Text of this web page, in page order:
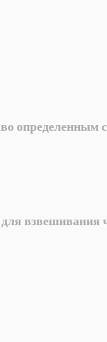
определенным